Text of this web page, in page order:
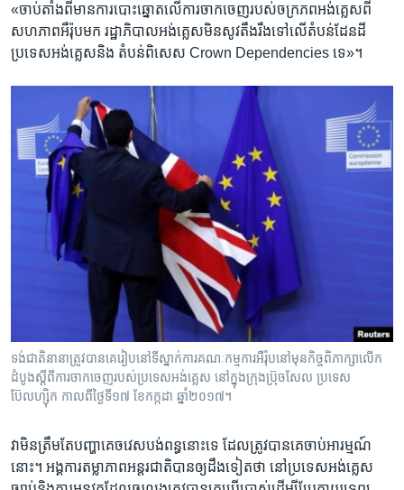
«ចាប់​តាំង​ពី​មាន​ការ​បោះ​ឆ្នោត​លើ​ការ​ចាកចេញ​របស់​ចក្រភព​អង់​គ្លេស​ពី​
សហភាព​អឺរ៉ុប​មក​ រដ្ឋាភិបាល​អង់​គ្លេស​មិន​សូវ​តឹង​រឹង​ទៅ​លើ​តំបន់​ដែនដី​
ប្រទេស​អង់គ្លេស​និង​ តំបន់​ពិសេស​ Crown Dependencies​ ទេ»។
ទង់ជាតិ​នានា​ត្រូវ​បាន​គេ​រៀប​នៅ​ទីស្នាក់ការ​គណៈកម្មការ​អឺរ៉ុប​នៅ​មុន​កិច្ចពិភាក្សា​លើក​
ដំបូង​ស្តី​ពី​ការ​ចាកចេញ​របស់​ប្រទេស​អង់គ្លេស នៅ​ក្នុង​ក្រុង​ប៊្រុចសែល ប្រទេស​
ប៊ែលហ្ស៊ិក កាលពី​ថ្ងៃទី១៧ ខែកក្កដា ឆ្នាំ២០១៧។
វា​មិន​ត្រឹម​តែ​បញ្ហា​គេចវេសបង់​ពន្ធ​នោះ​ទេ​ ដែល​ត្រូវ​បាន​គេ​ចាប់​អារម្មណ៍​
នោះ។ អង្គការ​តម្លាភាព​អន្តរជាតិ​បាន​ឲ្យ​ដឹង​ទៀត​ថា​ នៅ​ប្រទេស​អង់គ្លេស​